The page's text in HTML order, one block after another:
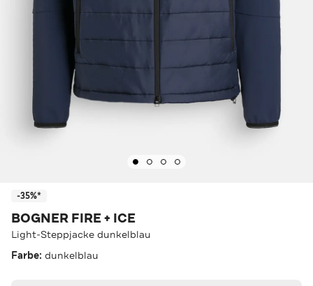
-35%*
BOGNER FIRE + ICE
Light-Steppjacke dunkelblau
Farbe: dunkelblau